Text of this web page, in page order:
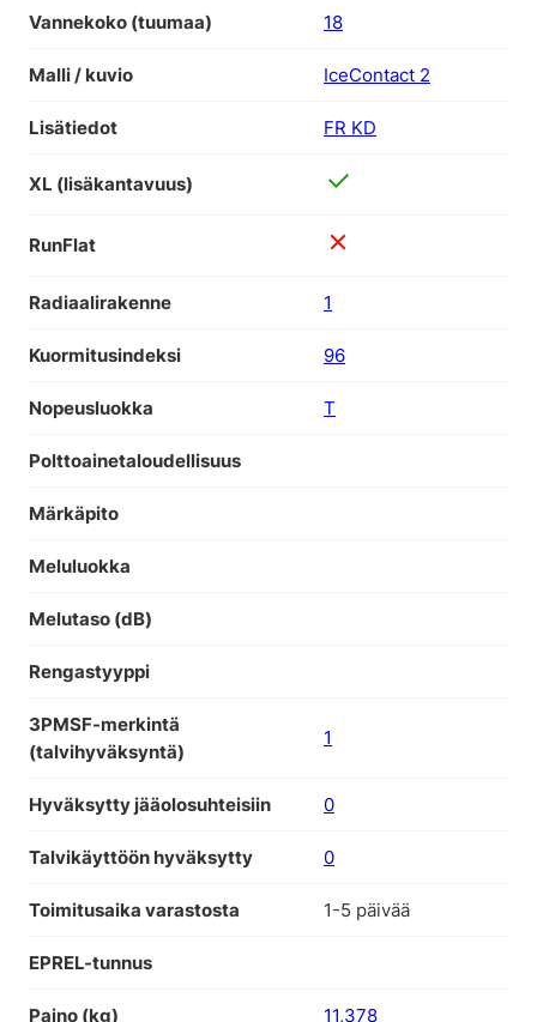
Vannekoko (tuumaa) 18
Malli / kuvio IceContact 2
Lisätiedot FR KD
XL (lisäkantavuus)
RunFlat
Radiaalirakenne 1
Kuormitusindeksi 96
Nopeusluokka T
Polttoainetaloudellisuus
Märkäpito
Meluluokka
Melutaso (dB)
Rengastyyppi
3PMSF-merkintä
(talvihyväksyntä)
1
Hyväksytty jääolosuhteisiin 0
Talvikäyttöön hyväksytty 0
Toimitusaika varastosta 1-5 päivää
EPREL-tunnus
Paino (kg) 11,378